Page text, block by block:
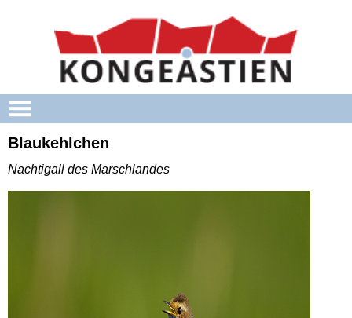
Blaukehlchen
Nachtigall des Marschlandes